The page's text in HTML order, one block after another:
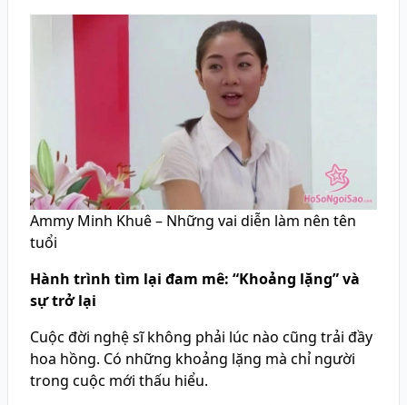
Ammy Minh Khuê – Những vai diễn làm nên tên
tuổi
Hành trình tìm lại đam mê: “Khoảng lặng” và
sự trở lại
Cuộc đời nghệ sĩ không phải lúc nào cũng trải đầy
hoa hồng. Có những khoảng lặng mà chỉ người
trong cuộc mới thấu hiểu.